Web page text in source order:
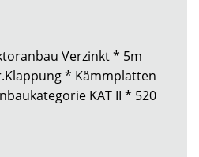
Verzinkt * 5m
* Kämmplatten
KAT II * 520